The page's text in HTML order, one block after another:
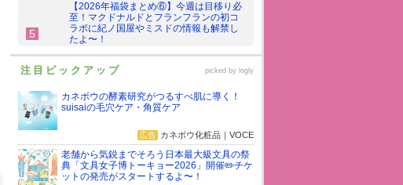
【2026年福袋まとめ⑥】今週は目移り必
至！マクドナルドとフランフランの初コ
ラボに紀ノ国屋やミスドの情報も解禁し
たよ〜！
注目ピックアップ
カネボウの酵素研究がつるすべ肌に導く！
suisaiの毛穴ケア・角質ケア
広告カネボウ化粧品｜VOCE
老舗から気鋭までそろう日本最大級文具の祭
典「文具女子博トーキョー2026」開催✏️チケ
ットの発売がスタートするよ〜！
picked by logly